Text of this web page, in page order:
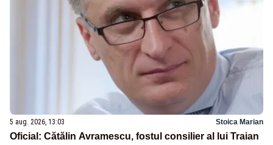
5 aug. 2026, 13:03 Stoica Marian
Oficial: Cătălin Avramescu, fostul consilier al lui Traian